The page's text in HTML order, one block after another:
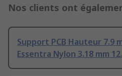
Nos clients ont
Support PCB Hauteur 7.9
Essentra Nylon 3.18 mm